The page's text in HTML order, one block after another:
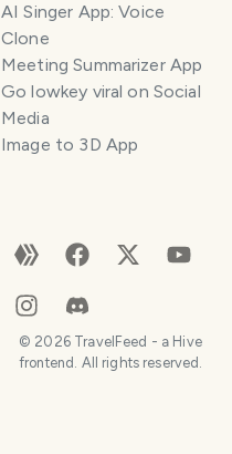
AI Singer App: Voice
Clone
Meeting Summarizer App
Go lowkey viral on Social
Media
Image to 3D App
© 2026TravelFeed - a Hive
frontend. All rights reserved.